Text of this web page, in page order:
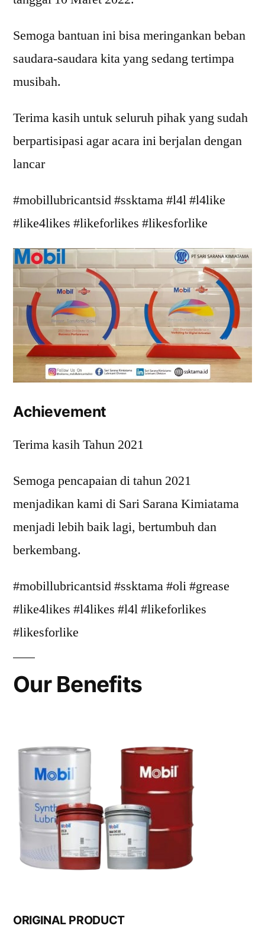
Semoga bantuan ini bisa meringankan beban
saudara-saudara kita yang sedang tertimpa
musibah.
Terima kasih untuk seluruh pihak yang sudah
berpartisipasi agar acara ini berjalan dengan
lancar
#mobillubricantsid #ssktama #l4l #l4like
#like4likes #likeforlikes #likesforlike
Achievement
Terima kasih Tahun 2021
Semoga pencapaian di tahun 2021
menjadikan kami di Sari Sarana Kimiatama
menjadi lebih baik lagi, bertumbuh dan
berkembang.
#mobillubricantsid #ssktama #oli #grease
#like4likes #l4likes #l4l #likeforlikes
#likesforlike
Our Benefits
ORIGINAL PRODUCT